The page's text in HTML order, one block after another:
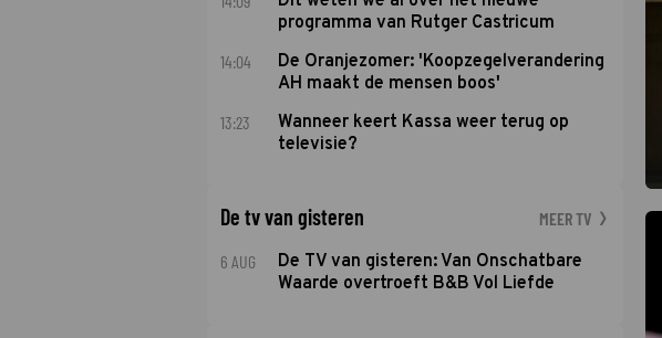
programma van Rutger Castricum
14:04
De Oranjezomer: 'Koopzegelverandering
AH maakt de mensen boos'
13:23
Wanneer keert Kassa weer terug op
televisie?
De tv van gisteren MEER TV
6 AUG
De TV van gisteren: Van Onschatbare
Waarde overtroeft B&B Vol Liefde